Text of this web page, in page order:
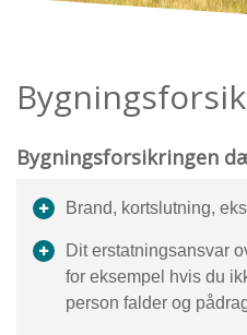
Bygningsforsikringen
Brand, kortslutning,
Dit erstatningsansvar
for eksempel hvis du
person falder og